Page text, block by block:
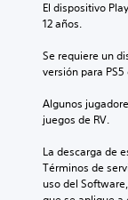
El dispositivo
12 años.
Se requiere un
versión para
Algunos
juegos de RV.
La descarga de
Términos de
uso del